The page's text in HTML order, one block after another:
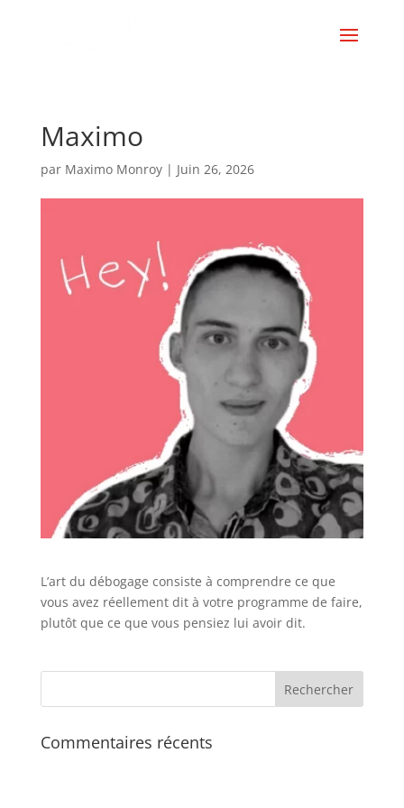
Maximo
par Maximo Monroy| Juin 26, 2026
L’art du débogage consiste à comprendre ce que
vous avez réellement dit à votre programme de faire,
plutôt que ce que vous pensiez lui avoir dit.
Commentaires récents